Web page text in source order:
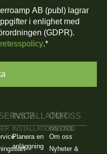
AB (publ) lagrar
i enlighet med
(GDPR).
.*
INSTALLATÖR
INSTALLATIONSSTÖD
Planera en
anläggning
OM OSS
OM OSS
Om oss
Nyheter &